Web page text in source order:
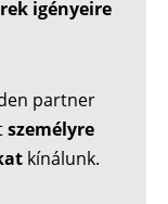
igényeire
partner
személyre
kínálunk.